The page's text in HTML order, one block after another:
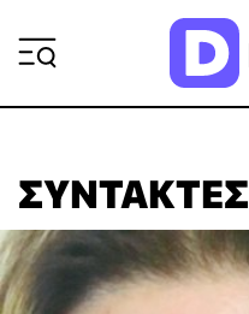
ΣΥΝΤΆΚΤΕΣ